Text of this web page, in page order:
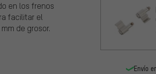
en los frenos
facilitar el
de grosor.
Envío